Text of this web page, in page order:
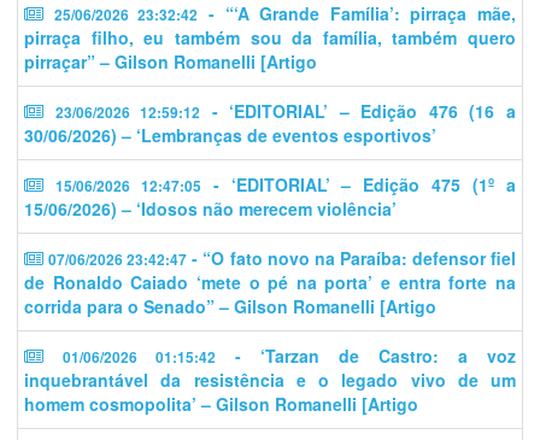
25/06/2026 23:32:42 - “‘A Grande Família’: pirraça mãe,
pirraça filho, eu também sou da família, também quero
pirraçar” – Gilson Romanelli [Artigo
23/06/2026 12:59:12
- ‘EDITORIAL’ – Edição 476 (16 a
30/06/2026) – ‘Lembranças de eventos esportivos’
15/06/2026 12:47:05
- ‘EDITORIAL’ – Edição 475 (1º a
15/06/2026) – ‘Idosos não merecem violência’
07/06/2026 23:42:47 - “O fato novo na Paraíba: defensor fiel
de Ronaldo Caiado ‘mete o pé na porta’ e entra forte na
corrida para o Senado” – Gilson Romanelli [Artigo
01/06/2026 01:15:42
- ‘Tarzan de Castro: a voz
inquebrantável da resistência e o legado vivo de um
homem cosmopolita’ – Gilson Romanelli [Artigo